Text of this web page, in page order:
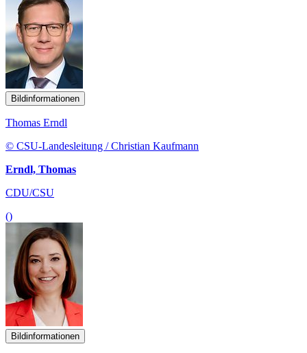
Bildinformationen
Thomas Erndl
© CSU-Landesleitung / Christian Kaufmann
Erndl, Thomas
CDU/CSU
()
Bildinformationen